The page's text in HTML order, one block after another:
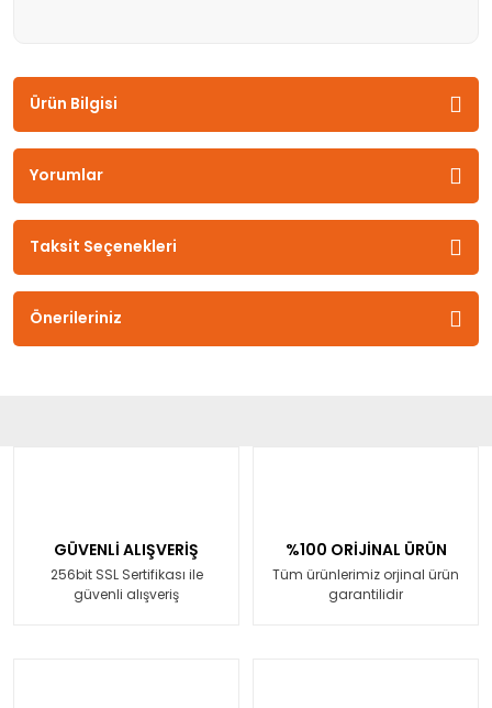
Ürün Bilgisi
Yorumlar
Taksit Seçenekleri
Önerileriniz
GÜVENLİ ALIŞVERİŞ
256bit SSL Sertifikası ile
güvenli alışveriş
%100 ORİJİNAL ÜRÜN
Tüm ürünlerimiz orjinal ürün
garantilidir